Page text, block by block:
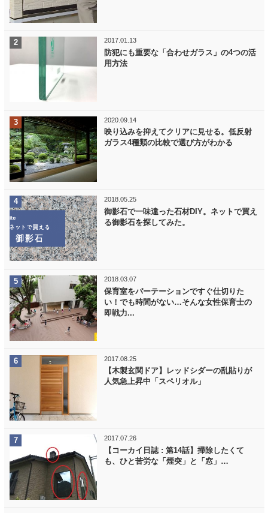
2017.01.13
防犯にも重要な「合わせガラス」の4つの活
用方法
2020.09.14
映り込みを抑えてクリアに見せる。低反射
ガラス4種類の比較で選び方がわかる
2018.05.25
御影石で一味違った石材DIY。ネットで買え
る御影石を探してみた。
2018.03.07
保育室をパーテーションですぐ仕切りた
い！でも時間がない…そんな女性保育士の
即戦力...
2017.08.25
【木製玄関ドア】レッドシダーの乱貼りが
人気急上昇中「スペリオル」
2017.07.26
【コーカイ日誌 : 第14話】掃除したくて
も、ひと苦労な「煙突」と「窓」…